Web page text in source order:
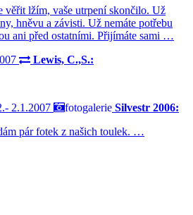
věřit lžím, vaše utrpení skončilo. Už
hněvu a závisti. Už nemáte potřebu
ani před ostatními. Přijímáte sami …
Lewis, C.,S.:
2.1.2007 fotogalerie Silvestr 2006:
pár fotek z našich toulek. …